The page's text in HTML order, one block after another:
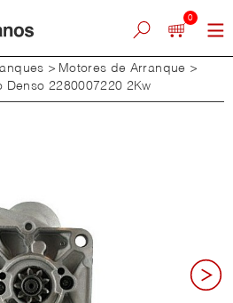
0
> Motores de Arranque >
2280007220 2Kw